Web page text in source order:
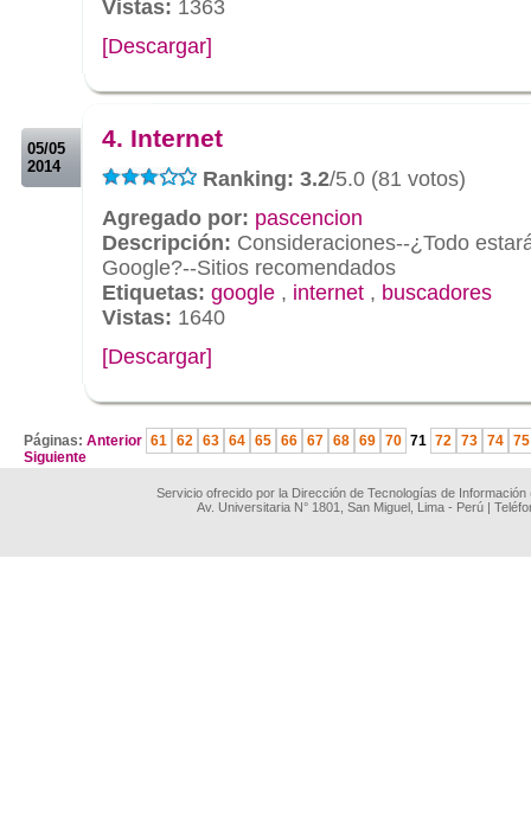
Vistas: 1363
[Descargar]
05/05
2014
4. Internet
Ranking: 3.2/5.0 (81 votos)
Agregado por: pascencion
Descripción: Consideraciones--¿Todo
Google?--Sitios recomendados
Etiquetas: google , internet , buscadores
Vistas: 1640
[Descargar]
Páginas: Anterior 61 62 63 64 65 66 67 68 69 70 71 72 73 74 75
Siguiente
Servicio ofrecido por la Dirección de Tecnologías de
Av. Universitaria N° 1801, San Miguel, Lima - Perú |